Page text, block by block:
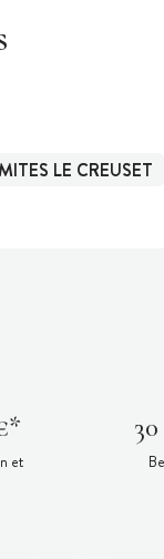
LE CREUSET
et